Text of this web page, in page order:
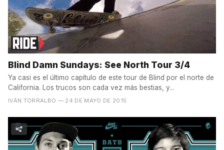
Blind Damn Sundays: See North Tour 3/4
Ya casi es el último capítulo de este tour de Blind por el norte de
California. Los trucos son cada vez más bestias, y...
IVÁN TORRALBO — 24 DE MAYO DE 2015